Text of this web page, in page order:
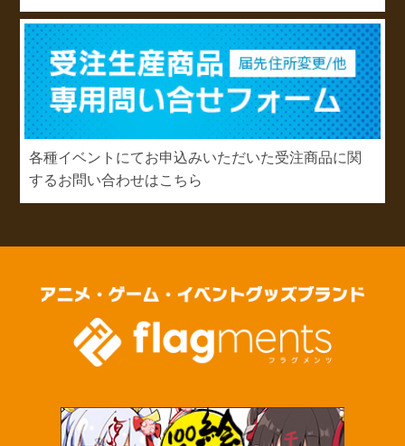
各種イベントにてお申込みいただいた受注商品に関
するお問い合わせはこちら